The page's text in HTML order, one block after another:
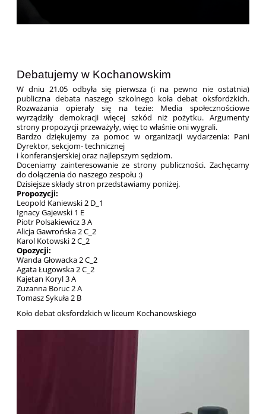
Debatujemy w Kochanowskim
W dniu 21.05 odbyła się pierwsza (i na pewno nie ostatnia)
publiczna debata naszego szkolnego koła debat oksfordzkich.
Rozważania opierały się na tezie: Media społecznościowe
wyrządziły demokracji więcej szkód niż pożytku. Argumenty
strony propozycji przeważyły, więc to właśnie oni wygrali.
Bardzo dziękujemy za pomoc w organizacji wydarzenia: Pani
Dyrektor, sekcjom- technicznej
i konferansjerskiej oraz najlepszym sędziom.
Doceniamy zainteresowanie ze strony publiczności. Zachęcamy
do dołączenia do naszego zespołu :)
Dzisiejsze składy stron przedstawiamy poniżej.
Propozycji:
Leopold Kaniewski 2 D_1
Ignacy Gajewski 1 E
Piotr Polsakiewicz 3 A
Alicja Gawrońska 2 C_2
Karol Kotowski 2 C_2
Opozycji:
Wanda Głowacka 2 C_2
Agata Ługowska 2 C_2
Kajetan Koryl 3 A
Zuzanna Boruc 2 A
Tomasz Sykuła 2 B
Koło debat oksfordzkich w liceum Kochanowskiego